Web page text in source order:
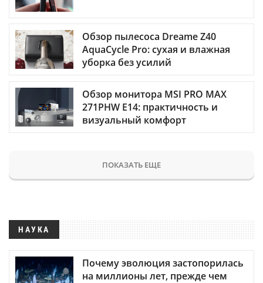
Обзор пылесоса Dreame Z40
AquaCycle Pro: сухая и влажная
уборка без усилий
Обзор монитора MSI PRO MAX
271PHW E14: практичность и
визуальный комфорт
ПОКАЗАТЬ ЕЩЕ
НАУКА
Почему эволюция застопорилась
на миллионы лет, прежде чем